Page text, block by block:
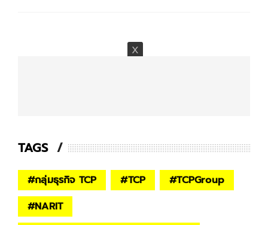
TAGS
#กลุ่มธุรกิจ TCP #TCP #TCPGroup
#NARIT